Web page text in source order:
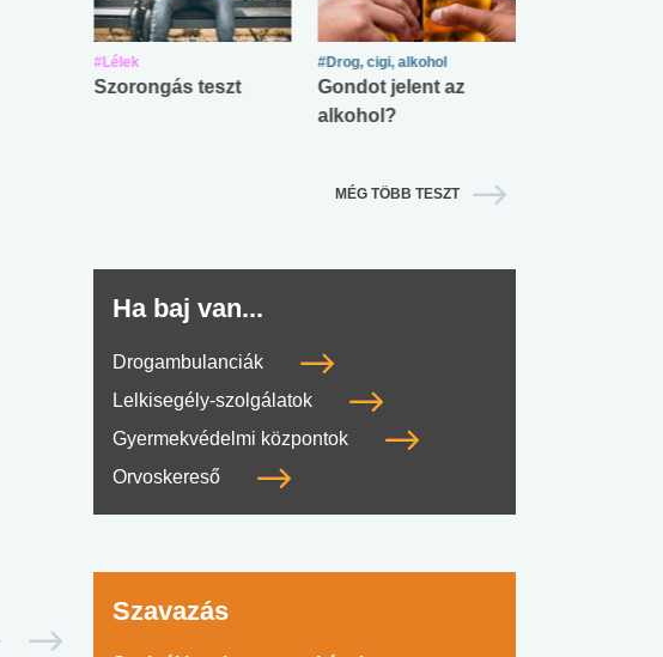
#Lélek
Szorongás teszt
#Drog, cigi, alkohol
Gondot jelent az
alkohol?
MÉG TÖBB TESZT
Ha baj van...
Drogambulanciák
Lelkisegély-szolgálatok
Gyermekvédelmi központok
Orvoskereső
Szavazás